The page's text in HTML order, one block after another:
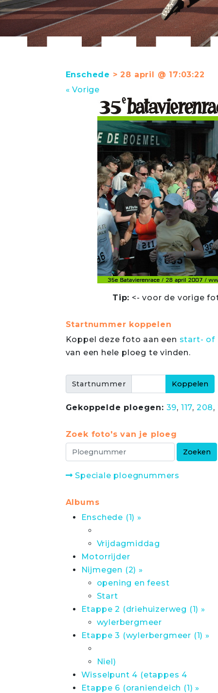
Enschede > 28 april @ 17:03:22
« Vorige
Tip: <- voor de vorige
Startnummer koppelen
Koppel deze foto aan een start- of
van een hele ploeg te vinden.
Startnummer
Gekoppelde ploegen: 39, 117, 208,
Zoek foto's van je ploeg
Speciale ploegnummers
Albums
Enschede (1) »
Vrijdagmiddag
Motorrijder
Nijmegen (2) »
opening en feest
Start
Etappe 2 (driehuizerweg (1) »
wylerbergmeer
Etappe 3 (wylerbergmeer (1) »
Niel)
Wisselpunt 4 (etappes 4
Etappe 6 (oraniendeich (1) »